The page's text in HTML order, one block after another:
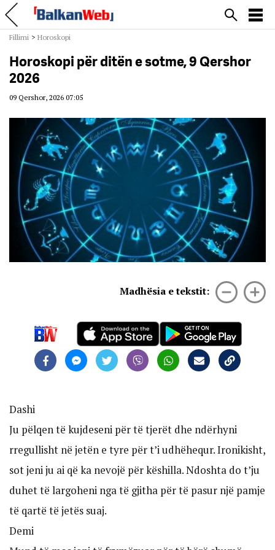
Fillimi > Horoskopi
Horoskopi për ditën e sotme, 9 Qershor
2026
09 Qershor, 2026 07:05
Madhësia e tekstit:
Dashi
Ju pëlqen të kujdeseni për të tjerët dhe ndërhyni
rregullisht në jetën e tyre për t’i udhëhequr. Ironikisht,
sot jeni ju ai që ka nevojë për këshilla. Ndoshta do t’ju
duhet të largoheni nga të gjitha për të pasur një pamje
të qartë të jetës suaj.
Demi